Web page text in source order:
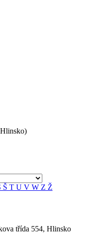
Hlinsko)
Š T U V W Z Ž
třída 554, Hlinsko